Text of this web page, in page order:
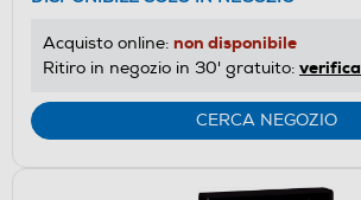
Acquisto online: non disponibile
Ritiro in negozio in 30' gratuito: verifica
CERCA NEGOZIO